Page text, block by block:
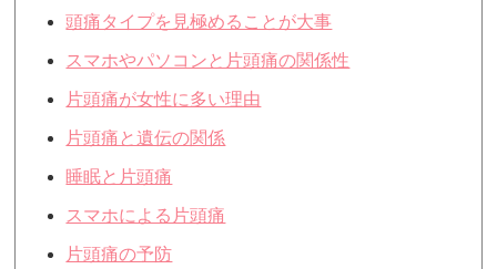
頭痛タイプを見極めることが大事
スマホやパソコンと片頭痛の関係性
片頭痛が女性に多い理由
片頭痛と遺伝の関係
睡眠と片頭痛
スマホによる片頭痛
片頭痛の予防